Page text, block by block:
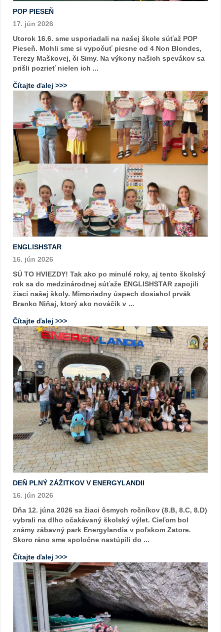
POP PIESEŇ
17. jún 2026
Utorok 16.6. sme usporiadali na našej škole súťaž POP
Pieseň. Mohli sme si vypočuť piesne od 4 Non Blondes,
Terezy Maškovej, či Simy. Na výkony našich spevákov sa
prišli pozrieť nielen ich ...
Čítajte ďalej >>>
ENGLISHSTAR
16. jún 2026
SÚ TO HVIEZDY! Tak ako po minulé roky, aj tento školský
rok sa do medzinárodnej súťaže ENGLISHSTAR zapojili
žiaci našej školy. Mimoriadny úspech dosiahol prvák
Branko Niňaj, ktorý ako nováčik v ...
Čítajte ďalej >>>
DEŇ PLNÝ ZÁŽITKOV V ENERGYLANDII
16. jún 2026
Dňa 12. júna 2026 sa žiaci ôsmych ročníkov (8.B, 8.C, 8.D)
vybrali na dlho očakávaný školský výlet. Cieľom bol
známy zábavný park Energylandia v poľskom Zatore.
Skoro ráno sme spoločne nastúpili do ...
Čítajte ďalej >>>